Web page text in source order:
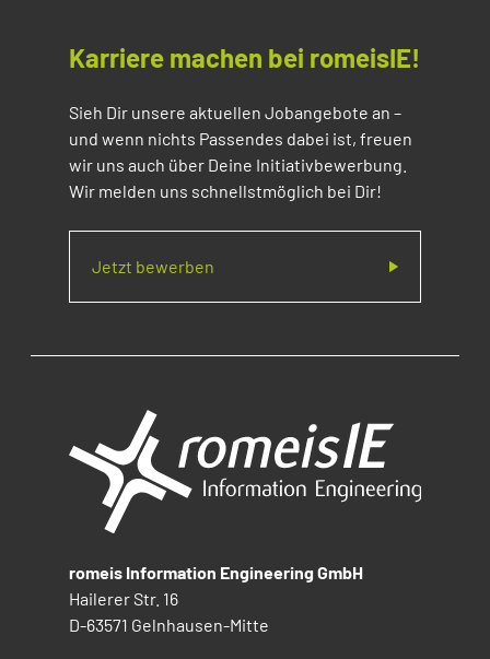
Karriere machen bei romeisIE!
Sieh Dir unsere aktuellen Jobangebote an –
und wenn nichts Passendes dabei ist, freuen
wir uns auch über Deine Initiativbewerbung.
Wir melden uns schnellstmöglich bei Dir!
Jetzt bewerben
romeis Information Engineering GmbH
Hailerer Str. 16
D-63571 Gelnhausen-Mitte